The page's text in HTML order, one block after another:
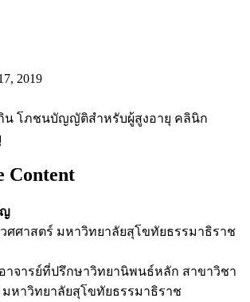
2019
น โภชนบัญญัติสำหรับผู้สูงอายุ คลินิก
Content
ญ
ศศาสตร์ มหาวิทยาลัยสุโขทัยธรรมาธิราช
าจารย์ที่ปรึกษาวิทยานิพนธ์หลัก สาขาวิชา
หาวิทยาลัยสุโขทัยธรรมาธิราช